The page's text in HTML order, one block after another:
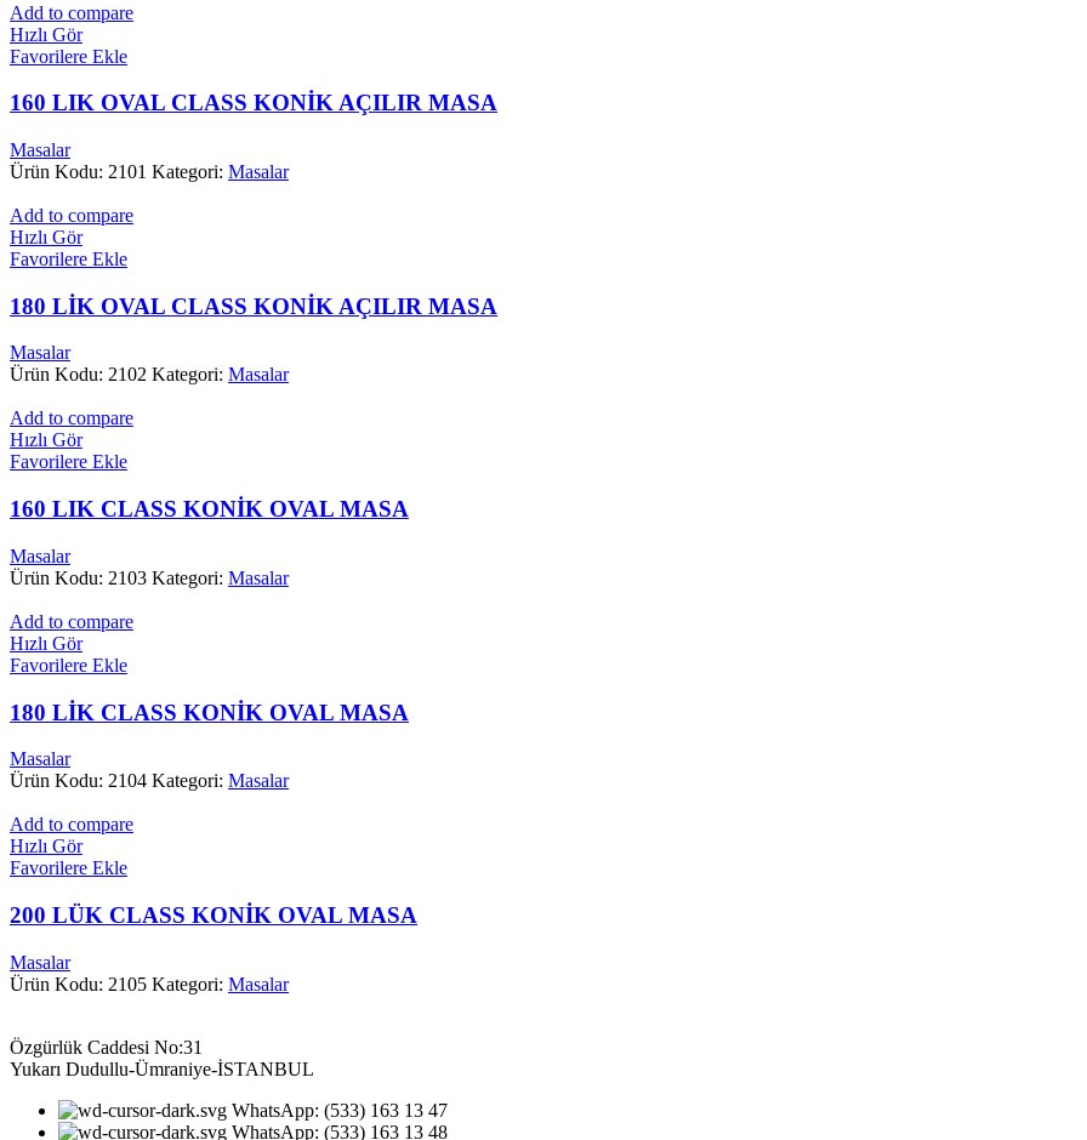
Add to compare
Hızlı Gör
Favorilere Ekle
160 LIK OVAL CLASS KONİK AÇILIR MASA
Masalar
Ürün Kodu: 2101 Kategori: Masalar
Add to compare
Hızlı Gör
Favorilere Ekle
180 LİK OVAL CLASS KONİK AÇILIR MASA
Masalar
Ürün Kodu: 2102 Kategori: Masalar
Add to compare
Hızlı Gör
Favorilere Ekle
160 LIK CLASS KONİK OVAL MASA
Masalar
Ürün Kodu: 2103 Kategori: Masalar
Add to compare
Hızlı Gör
Favorilere Ekle
180 LİK CLASS KONİK OVAL MASA
Masalar
Ürün Kodu: 2104 Kategori: Masalar
Add to compare
Hızlı Gör
Favorilere Ekle
200 LÜK CLASS KONİK OVAL MASA
Masalar
Ürün Kodu: 2105 Kategori: Masalar
Özgürlük Caddesi No:31
Yukarı Dudullu-Ümraniye-İSTANBUL
WhatsApp: (533) 163 13 47
WhatsApp: (533) 163 13 48